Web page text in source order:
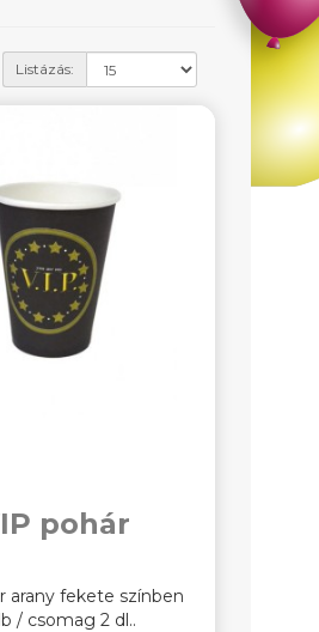
Listázás:
pohár
arany fekete színben
/ csomag 2 dl..